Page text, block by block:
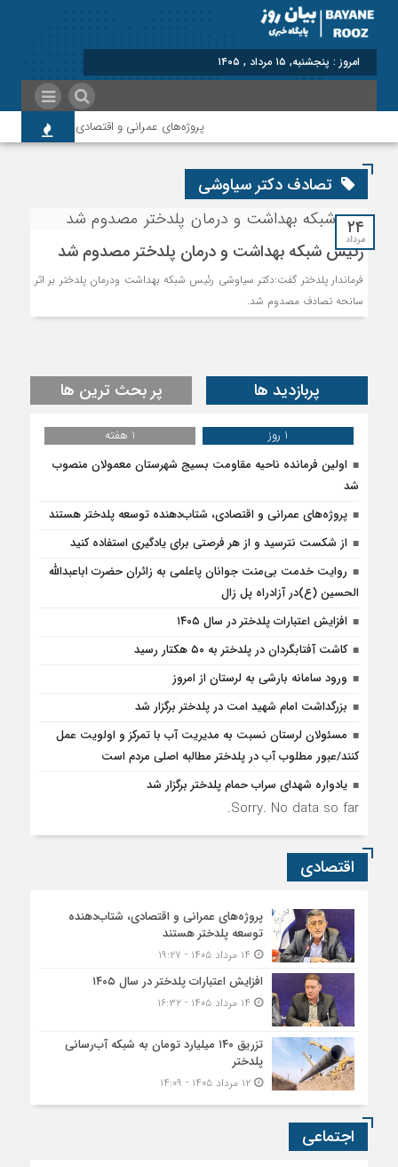
امروز : پنجشنبه, ۱۵ مرداد , ۱۴۰۵
پروژه‌های عمرانی و اقتصادی، شتاب‌دهنده
تصادف دکتر سیاوشی
۲۴
مرداد
رئیس شبکه بهداشت و درمان پلدختر مصدوم شد
فرماندار پلدختر گفت:دکتر سیاوشی رئیس شبکه بهداشت ودرمان پلدختر بر اثر
سانحه تصادف مصدوم شد.
پربازدید ها پر بحث ترین ها
1 روز
1 هفته
اولین فرمانده ناحیه مقاومت بسیج شهرستان معمولان منصوب
شد
پروژه‌های عمرانی و اقتصادی، شتاب‌دهنده توسعه پلدختر هستند
از شکست نترسید و از هر فرصتی برای یادگیری استفاده کنید
روایت خدمت بی‌منت جوانان پاعلمی به زائران حضرت اباعبدالله
الحسین (ع)در آزادراه پل زال
افزایش اعتبارات پلدختر در سال ۱۴۰۵
کاشت آفتابگردان در پلدختر به ۵۰ هکتار رسید
ورود سامانه بارشی به لرستان از امروز
بزرگداشت امام شهید امت در پلدختر برگزار شد
مسئولان لرستان نسبت به مدیریت آب با تمرکز و اولویت عمل
کنند/عبور مطلوب آب در پلدختر مطالبه اصلی مردم است
یادواره شهدای سراب حمام پلدختر برگزار شد
Sorry. No data so far.
اقتصادی
پروژه‌های عمرانی و اقتصادی، شتاب‌دهنده
توسعه پلدختر هستند
افزایش اعتبارات پلدختر در سال ۱۴۰۵
تزریق ۱۴۰ میلیارد تومان به شبکه آب‌رسانی
پلدختر
۱۲ مرداد ۱۴۰۵ - ۱۴:۰۹
اجتماعی